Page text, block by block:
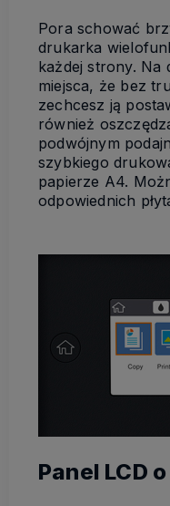
Pora schować
drukarka
każdej strony. Na
miejsca, że bez
zechcesz ją
również
podwójnym
szybkiego
papierze A4.
odpowiednich
Panel LCD